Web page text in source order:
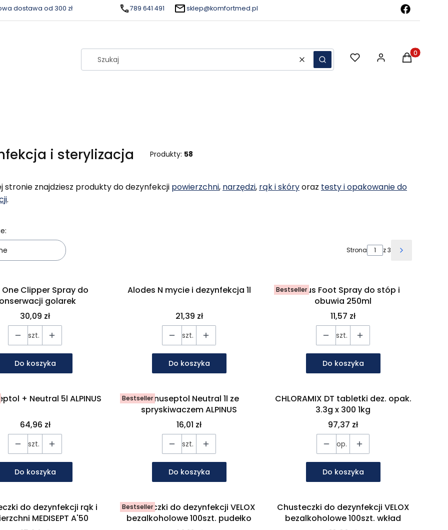
dostawa od 300 zł 789 641 491 sklep@komfortmed.pl
WyczyśćSzukaj Produkty w
i sterylizacja Produkty: 58
stronie znajdziesz produkty do dezynfekcji powierzchni, narzędzi, rąk i skóryoraz testy i opakowanie do
.
Strona z 3 Następne
One Clipper Spray do
golarek
Cena
30,09 zł
szt.
Do koszyka
Alodes N mycie i dezynfekcja 1l
Cena
21,39 zł
szt.
Do koszyka
Bestseller
Alpinus Foot Spray do stóp i
obuwia 250ml
Cena
11,57 zł
szt.
Do koszyka
+ Neutral 5l ALPINUS
Cena
64,96 zł
szt.
Do koszyka
BestsellerAlpinuseptol Neutral 1l ze
spryskiwaczem ALPINUS
Cena
16,01 zł
szt.
Do koszyka
CHLORAMIX DT tabletki dez. opak.
3.3g x 300 1kg
Cena
97,37 zł
op.
Do koszyka
do dezynfekcji rąk i
MEDISEPT A'50
Bestseller
Chusteczki do dezynfekcji VELOX
bezalkoholowe 100szt. pudełko
Chusteczki do dezynfekcji VELOX
bezalkoholowe 100szt. wkład